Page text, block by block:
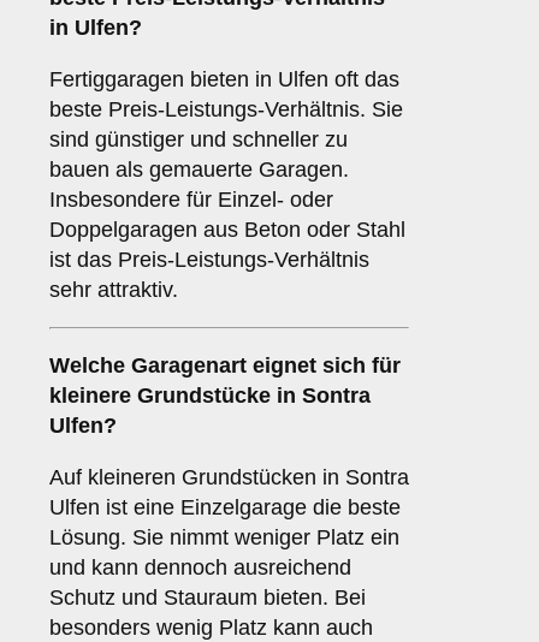
in Ulfen?
Fertiggaragen bieten in Ulfen oft das
beste Preis-Leistungs-Verhältnis. Sie
sind günstiger und schneller zu
bauen als gemauerte Garagen.
Insbesondere für Einzel- oder
Doppelgaragen aus Beton oder Stahl
ist das Preis-Leistungs-Verhältnis
sehr attraktiv.
Welche Garagenart eignet sich für
kleinere Grundstücke in Sontra
Ulfen?
Auf kleineren Grundstücken in Sontra
Ulfen ist eine Einzelgarage die beste
Lösung. Sie nimmt weniger Platz ein
und kann dennoch ausreichend
Schutz und Stauraum bieten. Bei
besonders wenig Platz kann auch